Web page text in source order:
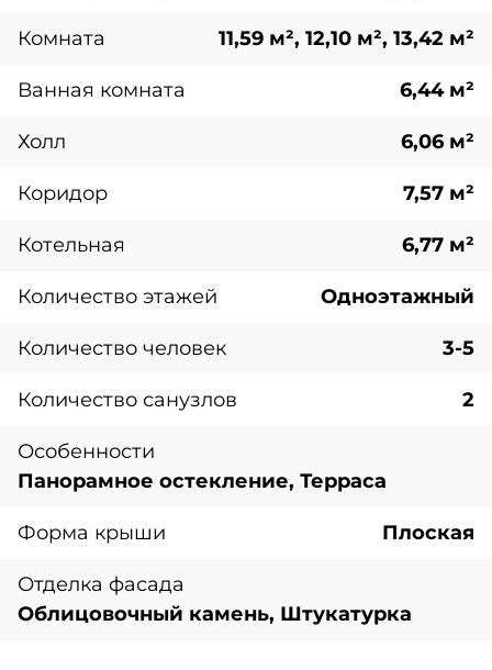
Комната 11,59 м², 12,10 м², 13,42 м²
Ванная комната 6,44 м²
Холл 6,06 м²
Коридор 7,57 м²
Котельная 6,77 м²
Количество этажей Одноэтажный
Количество человек 3-5
Количество санузлов 2
Особенности
Панорамное остекление, Терраса
Форма крыши Плоская
Отделка фасада
Облицовочный камень, Штукатурка